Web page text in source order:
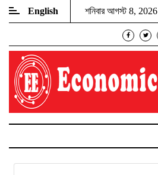
English শনিবার আগস্ট 8, 2026